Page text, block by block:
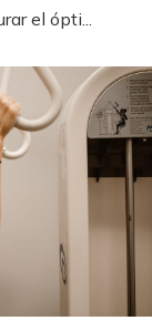
el ópti...